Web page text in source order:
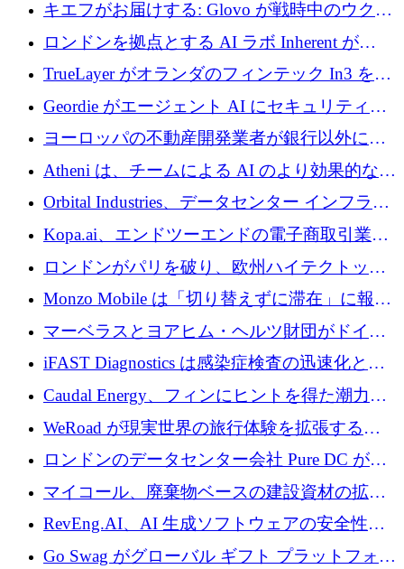
調達
キエフがお届けする: Glovo が戦時中のウクラ
イナで最も急速に成長する市場の 1 つをどの
ように拡大したか
ロンドンを拠点とする AI ラボ Inherent が
5,000 万ドルの資金調達でステルスから浮上
TrueLayer がオランダのフィンテック In3 を買
収、チェックアウト時にクレジットを提供
Geordie がエージェント AI にセキュリティと
ガバナンスをもたらすために 3,000 万ドルを
ヨーロッパの不動産開発業者が銀行以外にも
目を向けているため、InRentoの資金調達額は
1億ユーロを突破
Atheni は、チームによる AI のより効果的な使
用を支援するために 35 万ポンドを確保
Orbital Industries、データセンター インフラス
トラクチャ システムの拡張に 5,000 万ドルを
確保
Kopa.ai、エンドツーエンドの電子商取引業務
用の AI エージェントを構築するために 200
万ユーロを調達
ロンドンがパリを破り、欧州ハイテクトップ
の座を奪還
Monzo Mobile は「切り替えずに滞在」に報酬
を与える
マーベラスとヨアヒム・ヘルツ財団がドイツ
の商業化ギャップを埋めるために2,000万ユー
ロのディープテック基金を立ち上げる
iFAST Diagnostics は感染症検査の迅速化と抗
菌薬耐性への取り組みに 500 万ポンドを寄付
Caudal Energy、フィンにヒントを得た潮力発
電技術の規模拡大に向けて 430 万ポンドを調
WeRoad が現実世界の旅行体験を拡張するた
めに 5,800 万ドルを獲得
ロンドンのデータセンター会社 Pure DC が欧
州と中東の拡張に 27 億ドルを確保
マイコール、廃棄物ベースの建設資材の拡大
に400万ポンドを投資
RevEng.AI、AI 生成ソフトウェアの安全性を
確保するために 1,500 万ドルを調達
Go Swag がグローバル ギフト プラットフォー